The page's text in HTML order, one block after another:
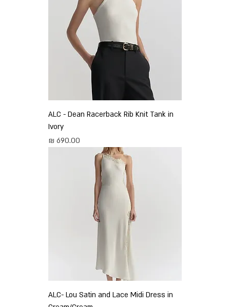
ALC - Dean Racerback Rib Knit Tank in
Ivory
מחיר
ALC- Lou Satin and Lace Midi Dress in